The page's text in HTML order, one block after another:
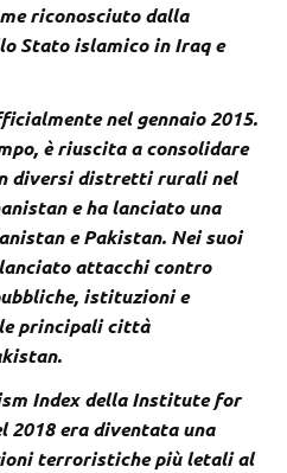
riconosciuto dalla
Stato islamico in Iraq e
nel gennaio 2015.
è riuscita a consolidare
diversi distretti rurali nel
e ha lanciato una
e Pakistan. Nei suoi
attacchi contro
istituzioni e
principali città
Index della Institute for
2018 era diventata una
terroristiche più letali al